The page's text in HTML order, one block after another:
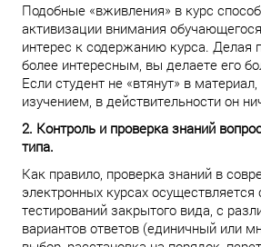
Подобные «вживления» в курс
активизации внимания
интерес к содержанию курса. Делая
более интересным, вы делаете его
Если студент не «втянут» в
изучением, в действительности он
2. Контроль и проверка знаний
типа.
Как правило, проверка знаний в
электронных курсах
тестирований закрытого вида, с
вариантов ответов (единичный или